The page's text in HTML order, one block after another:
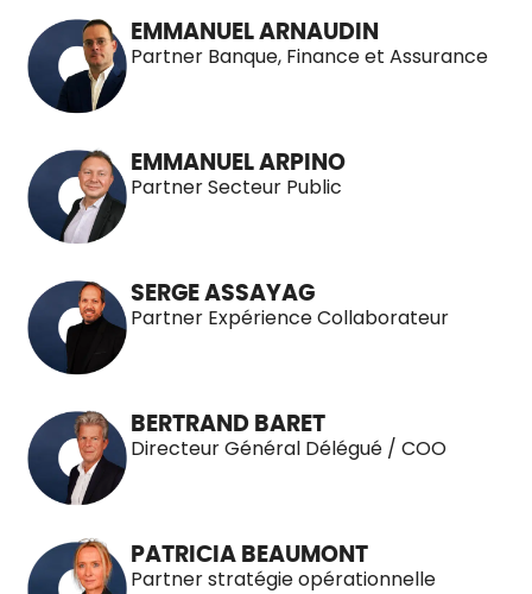
EMMANUEL ARNAUDIN
Partner Banque, Finance et Assurance
EMMANUEL ARPINO
Partner Secteur Public
SERGE ASSAYAG
Partner Expérience Collaborateur
BERTRAND BARET
Directeur Général Délégué / COO
PATRICIA BEAUMONT
Partner stratégie opérationnelle